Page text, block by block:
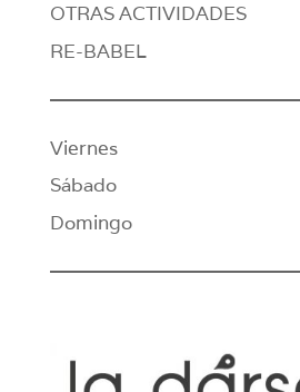
OTRAS ACTIVIDADES
RE-BABEL
Viernes
Sábado
Domingo